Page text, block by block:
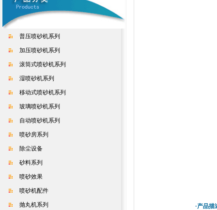
普压喷砂机系列
加压喷砂机系列
滚筒式喷砂机系列
湿喷砂机系列
移动式喷砂机系列
玻璃喷砂机系列
自动喷砂机系列
喷砂房系列
除尘设备
砂料系列
喷砂效果
喷砂机配件
抛丸机系列 ·产品描